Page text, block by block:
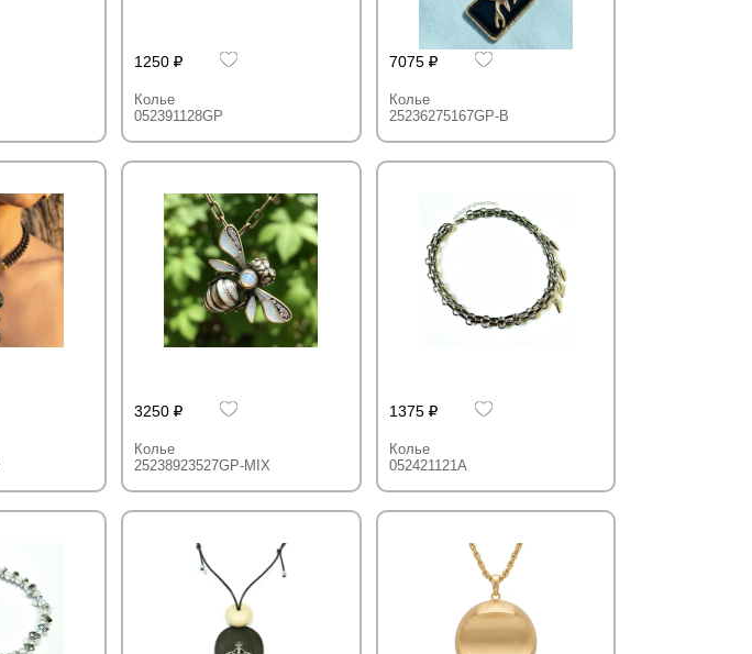
1250
Колье
052391128GP
7075
Колье
25236275167GP-B
3250
Колье
25238923527GP-MIX
1375
Колье
052421121A